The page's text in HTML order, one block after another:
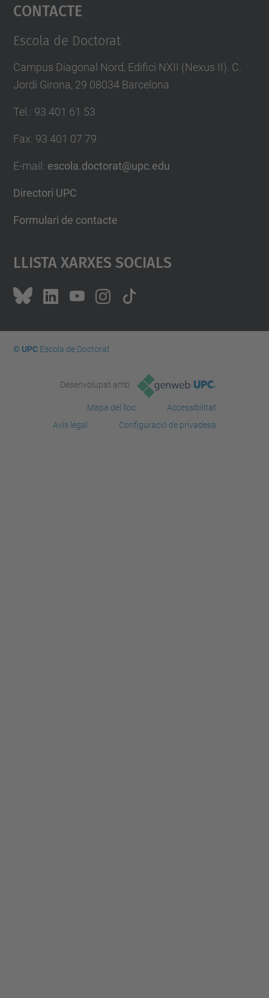
powered by
Contacte
Escola de Doctorat
Campus Diagonal Nord, Edifici NXII (Nexus II). C.
Jordi Girona, 29 08034 Barcelona
Tel.: 93 401 61 53
Fax: 93 401 07 79
E-mail : escola.doctorat@upc.edu
Directori UPC
Formulari de contacte
Llista Xarxes Socials
© UPCEscola de Doctorat
Desenvolupat amb
Mapa del lloc
Accessibilitat
Avís legal
Configuració de privadesa